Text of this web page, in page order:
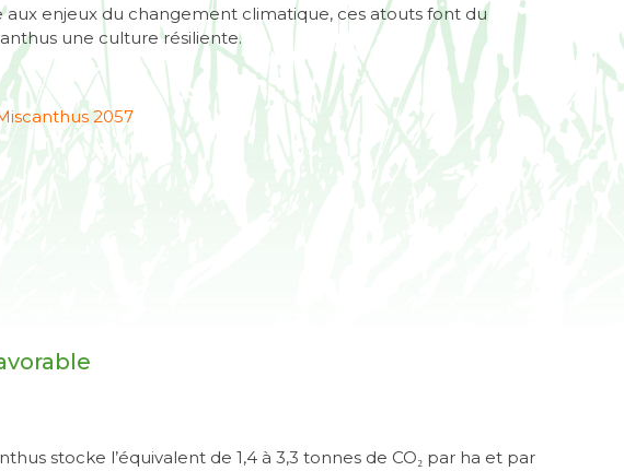
aux enjeux du changement climatique, ces atouts font du
une culture résiliente.
2057
stocke l’équivalent de 1,4 à 3,3 tonnes de CO₂ par ha et par